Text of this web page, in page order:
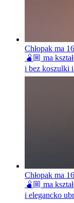
Chłopak ma
🫄🏼 ma
i bez koszulki
Chłopak ma
🫄🏼 ma
i elegancko